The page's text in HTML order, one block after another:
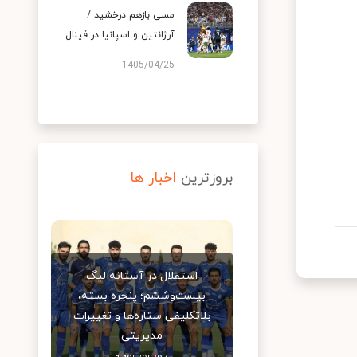
مسی بازهم درخشید /
آرژانتین و اسپانیا در فینال
1405/04/25
بروزترین اخبار ها
استقلال در آستانه لیگ
بیست‌وششم؛ پنجره بسته،
بلاتکلیفی ستاره‌ها و تغییرات
مدیریتی